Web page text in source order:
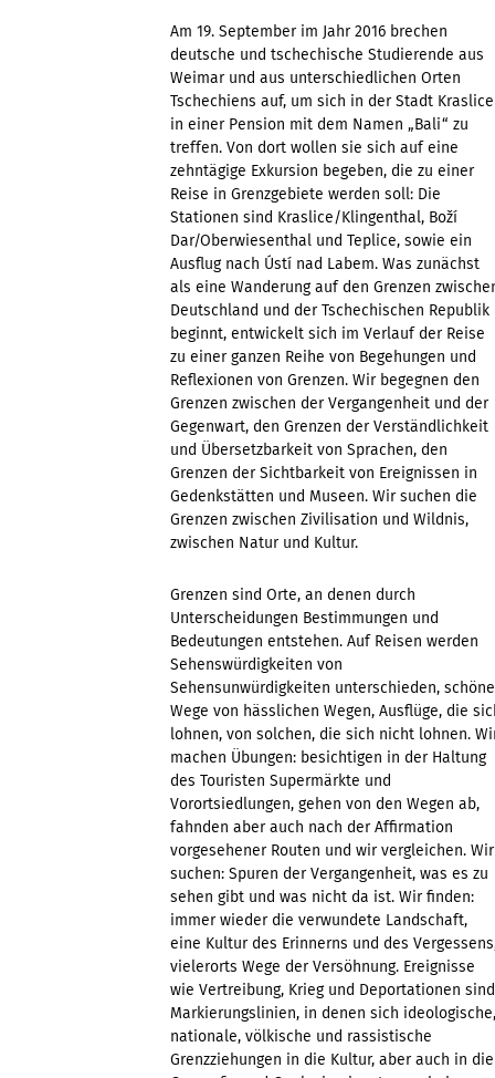
Am 19. September im Jahr 2016 brechen
deutsche und tschechische Studierende aus
Weimar und aus unterschiedlichen Orten
Tschechiens auf, um sich in der Stadt Kraslice
in einer Pension mit dem Namen „Bali“ zu
treffen. Von dort wollen sie sich auf eine
zehntägige Exkursion begeben, die zu einer
Reise in Grenzgebiete werden soll: Die
Stationen sind Kraslice/Klingenthal, Boží
Dar/Oberwiesenthal und Teplice, sowie ein
Ausflug nach Ústí nad Labem. Was zunächst
als eine Wanderung auf den Grenzen
Deutschland und der Tschechischen Republik
beginnt, entwickelt sich im Verlauf der Reise
zu einer ganzen Reihe von Begehungen und
Reflexionen von Grenzen. Wir begegnen den
Grenzen zwischen der Vergangenheit und der
Gegenwart, den Grenzen der Verständlichkeit
und Übersetzbarkeit von Sprachen, den
Grenzen der Sichtbarkeit von Ereignissen in
Gedenkstätten und Museen. Wir suchen die
Grenzen zwischen Zivilisation und Wildnis,
zwischen Natur und Kultur.
Grenzen sind Orte, an denen durch
Unterscheidungen Bestimmungen und
Bedeutungen entstehen. Auf Reisen werden
Sehenswürdigkeiten von
Sehensunwürdigkeiten unterschieden, schöne
Wege von hässlichen Wegen, Ausflüge, die
lohnen, von solchen, die sich nicht lohnen.
machen Übungen: besichtigen in der Haltung
des Touristen Supermärkte und
Vorortsiedlungen, gehen von den Wegen ab,
fahnden aber auch nach der Affirmation
vorgesehener Routen und wir vergleichen. Wir
suchen: Spuren der Vergangenheit, was es zu
sehen gibt und was nicht da ist. Wir finden:
immer wieder die verwundete Landschaft,
eine Kultur des Erinnerns und des
vielerorts Wege der Versöhnung. Ereignisse
wie Vertreibung, Krieg und Deportationen sind
Markierungslinien, in denen sich ideologische,
nationale, völkische und rassistische
Grenzziehungen in die Kultur, aber auch in die